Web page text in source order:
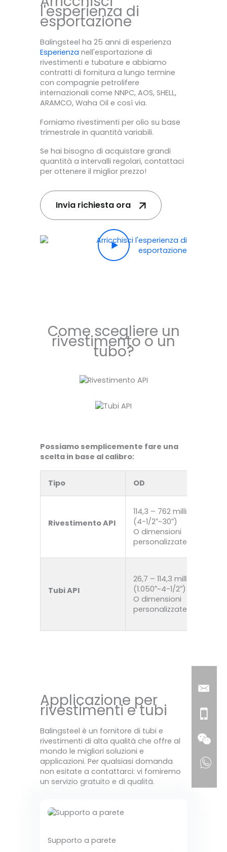
l'esperienza di
esportazione
Balingsteel ha 25 anni di esperienza
Esperienza nell'esportazione di
rivestimenti e tubature e abbiamo
contratti di fornitura a lungo termine
con compagnie petrolifere
internazionali come NNPC, AOS, SHELL,
ARAMCO, Waha Oil e così via.
Forniamo rivestimenti per olio su base
trimestrale in quantità variabili.
Se hai bisogno di acquistare grandi
quantità a intervalli regolari, contattaci
per ottenere il miglior prezzo!
Invia richiesta ora
Come scegliere un
rivestimento o un
tubo?
Possiamo semplicemente fare una
scelta in base al calibro:
Tipo OD
Rivestimento API
114,3 – 762 millimetri
(4-1/2″~30″)
O dimensioni
personalizzate
Tubi API
26,7 – 114,3 millimetri
(1.050″~4-1/2″)
O dimensioni
personalizzate
Applicazione per
rivestimenti e tubi
Balingsteel è un fornitore di tubi e
rivestimenti di alta qualità che offre al
mondo le migliori soluzioni e
applicazioni. Per qualsiasi domanda
non esitate a contattarci: vi forniremo
un servizio gratuito e di qualità.
Supporto a parete